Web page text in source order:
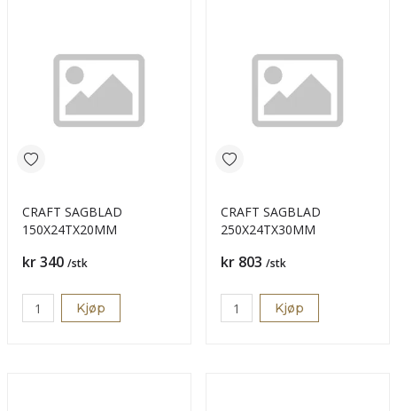
CRAFT SAGBLAD
150X24TX20MM
Pris
kr 340 /stk
Kjøp
CRAFT SAGBLAD
250X24TX30MM
Pris
kr 803 /stk
Kjøp